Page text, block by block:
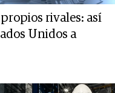
rivales: así
Unidos a